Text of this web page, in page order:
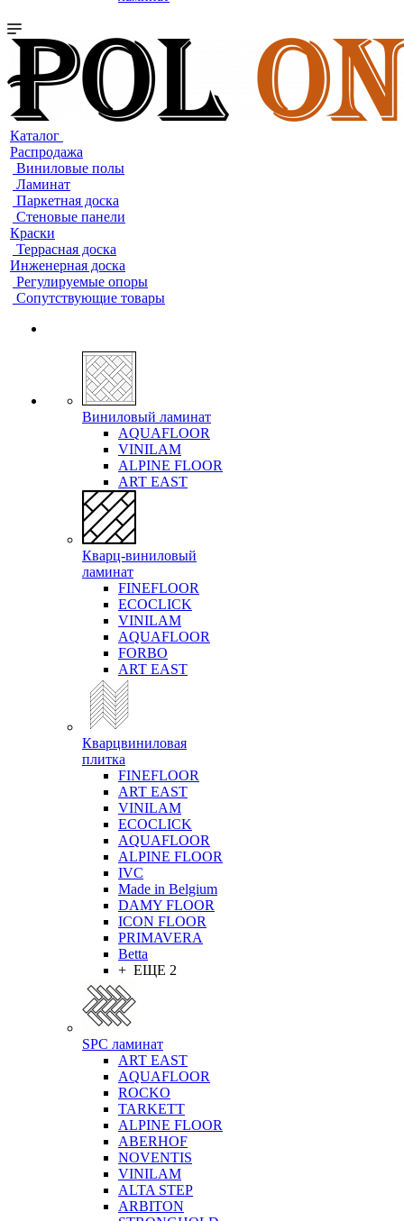
Каталог
Распродажа
Виниловые полы
Ламинат
Паркетная доска
Стеновые панели
Краски
Террасная доска
Инженерная доска
Регулируемые опоры
Сопутствующие товары
Виниловый ламинат
AQUAFLOOR
VINILAM
ALPINE FLOOR
ART EAST
Кварц-виниловый
ламинат
FINEFLOOR
ECOCLICK
VINILAM
AQUAFLOOR
FORBO
ART EAST
Кварцвиниловая
плитка
FINEFLOOR
ART EAST
VINILAM
ECOCLICK
AQUAFLOOR
ALPINE FLOOR
IVC
Made in Belgium
DAMY FLOOR
ICON FLOOR
PRIMAVERA
Betta
+ ЕЩЕ 2
SPC ламинат
ART EAST
AQUAFLOOR
ROCKO
TARKETT
ALPINE FLOOR
ABERHOF
NOVENTIS
VINILAM
ALTA STEP
ARBITON